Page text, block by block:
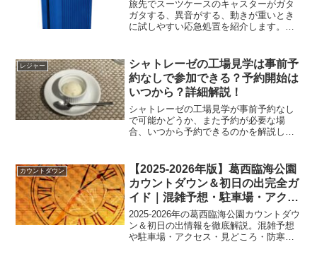
旅先でスーツケースのキャスターがガタ
ガタする、異音がする、動きが重いとき
に試しやすい応急処置を紹介します。原
修理前の準備までやさしく解説します。
レジャー
シャトレーゼの工場見学は事前予
約なしで参加できる？予約開始は
いつから？詳細解説！
シャトレーゼの工場見学が事前予約なし
で可能かどうか、また予約が必要な場
合、いつから予約できるのかを解説して
ーです。入場料も駐車場も無料で、アイ
スクリームが食べ放題という...
カウントダウン
【2025-2026年版】葛西臨海公園
カウントダウン＆初日の出完全ガ
イド｜混雑予想・駐車場・アクセ
ス情報まとめ
2025-2026年の葛西臨海公園カウントダウ
ン＆初日の出情報を徹底解説。混雑予想
や駐車場・アクセス・見どころ・防寒対